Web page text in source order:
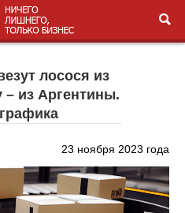
лосося из
– из Аргентины.
23 ноября 2023 года